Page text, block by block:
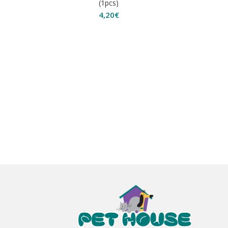
(1pcs)
4,20€